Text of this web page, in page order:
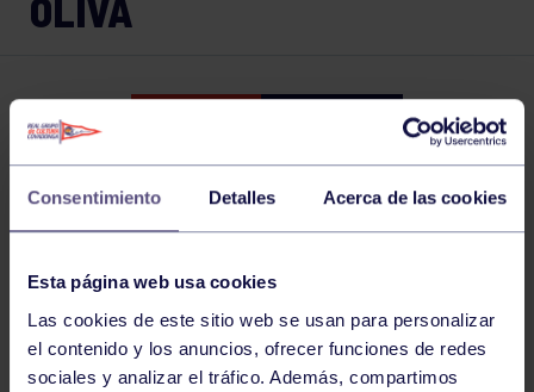
Consentimiento Detalles Acerca de las cookies
Esta página web usa cookies
Las cookies de este sitio web se usan para personalizar
el contenido y los anuncios, ofrecer funciones de redes
sociales y analizar el tráfico. Además, compartimos
OLIVA
Balonmano 26 ABR 2022